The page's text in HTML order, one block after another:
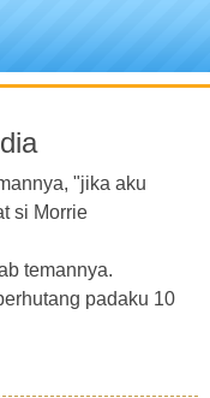
"jika aku
si Morrie
temannya.
padaku 10